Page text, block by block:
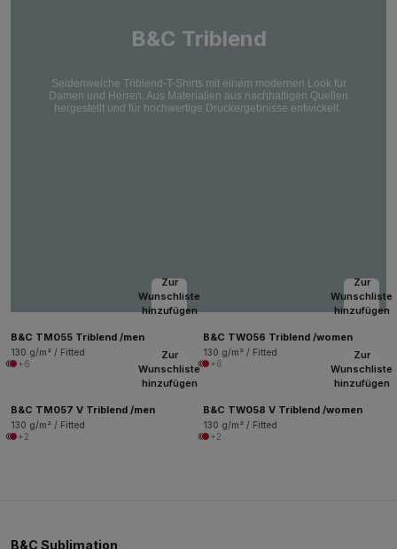
B&C Triblend
Seidenweiche Triblend-T-Shirts mit einem modernen Look für
Damen und Herren. Aus Materialien aus nachhaltigen Quellen
hergestellt und für hochwertige Druckergebnisse entwickelt.
Zur
Wunschliste
hinzufügen
B&C TM055 Triblend /men
130 g/m² / Fitted
+6
Zur
Wunschliste
hinzufügen
B&C TW056 Triblend /women
130 g/m² / Fitted
+6
Zur
Wunschliste
hinzufügen
B&C TM057 V Triblend /men
130 g/m² / Fitted
+2
Zur
Wunschliste
hinzufügen
B&C TW058 V Triblend /women
130 g/m² / Fitted
+2
B&C Sublimation